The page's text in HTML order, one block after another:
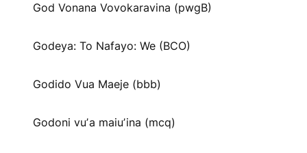
God Vonana Vovokaravina (pwgB)
Godeya: To Nafayo: We (BCO)
Godido Vua Maeje (bbb)
Godoni vuʼa maiuʼina (mcq)